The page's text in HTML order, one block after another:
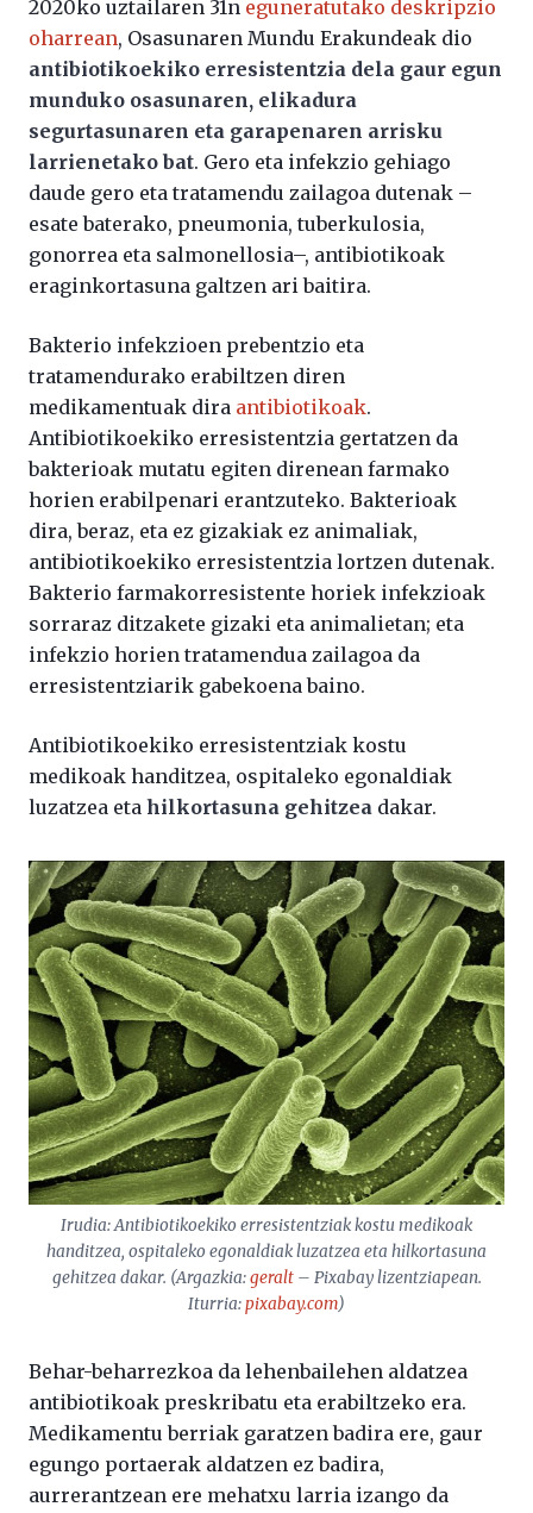
2020ko uztailaren 31n eguneratutako deskripzio
oharrean, Osasunaren Mundu Erakundeak dio
antibiotikoekiko erresistentzia dela gaur egun
munduko osasunaren, elikadura
segurtasunaren eta garapenaren arrisku
larrienetako bat. Gero eta infekzio gehiago
daude gero eta tratamendu zailagoa dutenak –
esate baterako, pneumonia, tuberkulosia,
gonorrea eta salmonellosia–, antibiotikoak
eraginkortasuna galtzen ari baitira.
Bakterio infekzioen prebentzio eta
tratamendurako erabiltzen diren
medikamentuak dira antibiotikoak.
Antibiotikoekiko erresistentzia gertatzen da
bakterioak mutatu egiten direnean farmako
horien erabilpenari erantzuteko. Bakterioak
dira, beraz, eta ez gizakiak ez animaliak,
antibiotikoekiko erresistentzia lortzen dutenak.
Bakterio farmakorresistente horiek infekzioak
sorraraz ditzakete gizaki eta animalietan; eta
infekzio horien tratamendua zailagoa da
erresistentziarik gabekoena baino.
Antibiotikoekiko erresistentziak kostu
medikoak handitzea, ospitaleko egonaldiak
luzatzea eta hilkortasuna gehitzea dakar.
Irudia: Antibiotikoekiko erresistentziak kostu medikoak
handitzea, ospitaleko egonaldiak luzatzea eta hilkortasuna
gehitzea dakar. (Argazkia:geralt– Pixabay lizentziapean.
Iturria:pixabay.com)
Behar-beharrezkoa da lehenbailehen aldatzea
antibiotikoak preskribatu eta erabiltzeko era.
Medikamentu berriak garatzen badira ere, gaur
egungo portaerak aldatzen ez badira,
aurrerantzean ere mehatxu larria izango da